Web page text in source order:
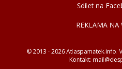
Sdílet na
REKLAMA NA
© 2013 - 2026 Atlaspamatek.info.
Kontakt: